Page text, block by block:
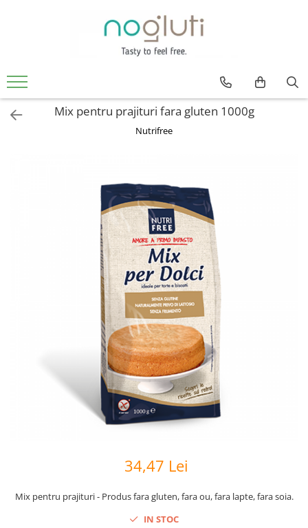
Biscuiti fara gluten
Cereale fara gluten
Faina fara glutenMix pentru prajituri fara gluten 1000g
Nutrifree
34,47 Lei
Mix pentru prajituri - Produs fara gluten, fara ou, fara lapte, fara soia.
IN STOC